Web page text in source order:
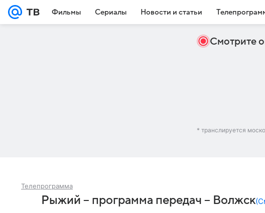
Фильмы Сериалы Новости и статьи
Смотрите
* транслируется
Телепрограмма
Рыжий – программа передач – Волжск(